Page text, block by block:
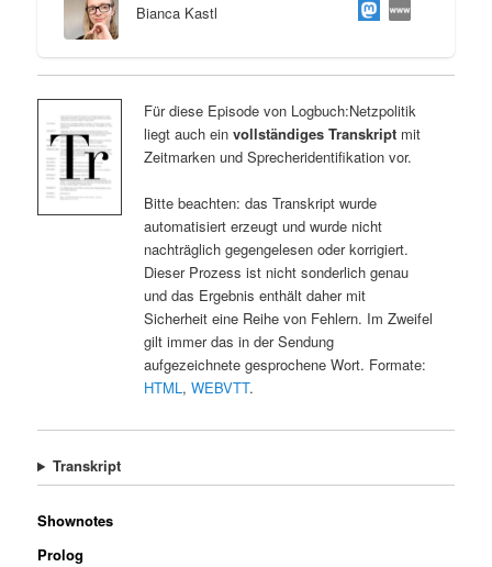
Bianca Kastl
Für diese Episode von Logbuch:Netzpolitik
liegt auch ein vollständiges Transkriptmit
Zeitmarken und Sprecheridentifikation vor.
Bitte beachten: das Transkript wurde
automatisiert erzeugt und wurde nicht
nachträglich gegengelesen oder korrigiert.
Dieser Prozess ist nicht sonderlich genau
und das Ergebnis enthält daher mit
Sicherheit eine Reihe von Fehlern. Im Zweifel
gilt immer das in der Sendung
aufgezeichnete gesprochene Wort. Formate:
HTML, WEBVTT.
Transkript
Shownotes
Prolog